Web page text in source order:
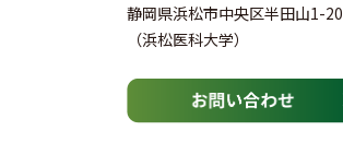
静岡県浜松市中央区半田山1-
（浜松医科大学）